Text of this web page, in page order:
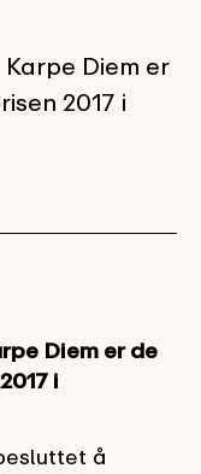
Diem er
2017 i
Diem er de
i
å